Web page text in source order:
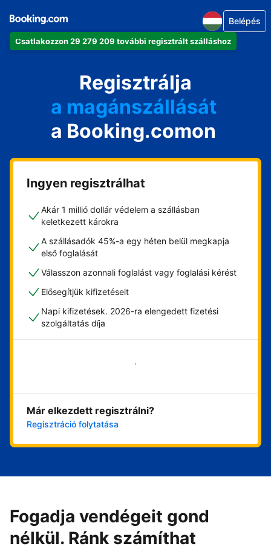
Csatlakozzon 29 279 209 további regisztrált szálláshoz
Belépés
Regisztrálja
az apartmanját
a szállodáját
a magánszállását
a vendégházát
a házát
a Booking.comon
Ingyen regisztrálhat
Akár 1 millió dollár védelem a szállásban
keletkezett károkra
A szállásadók 45%-a egy héten belül megkapja
első foglalását
Válasszon azonnali foglalást vagy foglalási kérést
Elősegítjük kifizetéseit
Napi kifizetések. 2026-ra elengedett fizetési
szolgáltatás díja
Vágjon bele most
Már elkezdett regisztrálni?
Regisztráció folytatása
Fogadja vendégeit gond
nélkül. Ránk számíthat